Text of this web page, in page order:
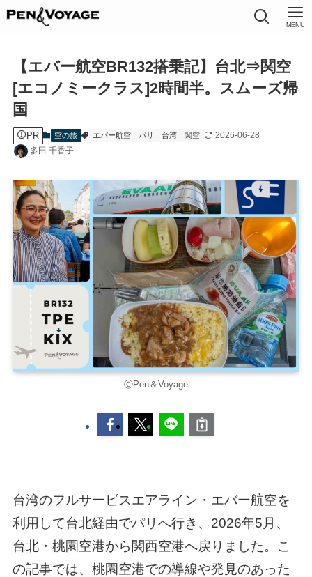
MENU
【エバー航空BR132搭乗記】台北⇒関空
[エコノミークラス]2時間半。スムーズ帰
国
PR 空の旅 エバー航空 パリ 台湾 関空
2026-06-28
多田 千香子
ⒸPen＆Voyage
台湾のフルサービスエアライン・エバー航空を
利用して台北経由でパリへ行き、2026年5月、
台北・桃園空港から関西空港へ戻りました。こ
の記事では、桃園空港での導線や発見のあった